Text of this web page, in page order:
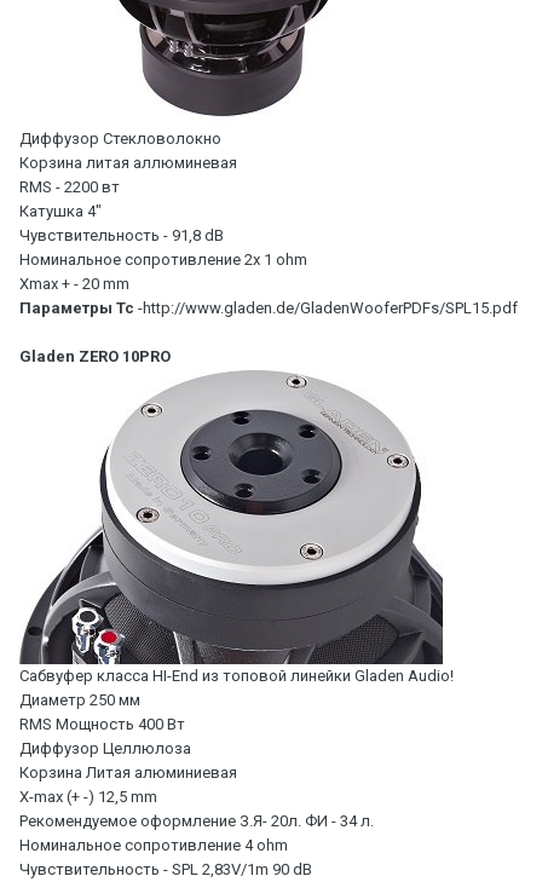
Диффузор Стекловолокно
Корзина литая аллюминевая
RMS - 2200 вт
Катушка 4"
Чувствительность - 91,8 dB
Номинальное сопротивление 2x 1 ohm
Xmax + - 20 mm
Параметры Тс -http://www.gladen.de/GladenWooferPDFs/SPL15.pdf
Gladen ZERO 10PRO
Сабвуфер класса HI-End из топовой линейки Gladen Audio!
Диаметр 250 мм
RMS Мощность 400 Вт
Диффузор Целлюлоза
Корзина Литая алюминиевая
X-max (+ -) 12,5 mm
Рекомендуемое оформление З.Я- 20л. ФИ - 34 л.
Номинальное сопротивление 4 ohm
Чувствительность - SPL 2,83V/1m 90 dB